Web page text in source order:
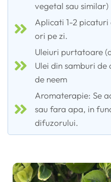
vegetal sau similar)
Aplicati 1-2
ori pe zi.
Uleiuri purtatoare
Ulei din samburi de
de neem
Aromaterapie: Se
sau fara apa, in
difuzorului.